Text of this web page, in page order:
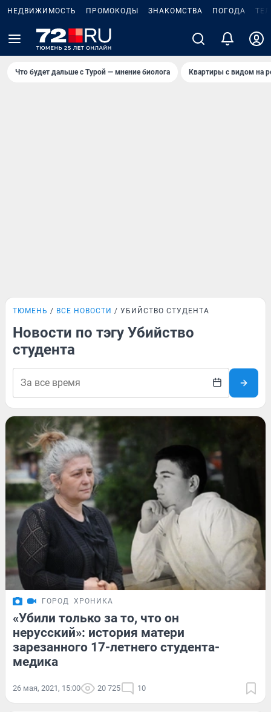
НЕДВИЖИМОСТЬ ПРОМОКОДЫ ЗНАКОМСТВА ПОГОДА
Что будет дальше с Турой — мнение биолога Квартиры с видом на
ТЮМЕНЬ ВСЕ НОВОСТИ УБИЙСТВО СТУДЕНТА
Новости по тэгу Убийство
студента
ГОРОД ХРОНИКА
«Убили только за то, что он
нерусский»: история матери
зарезанного 17-летнего студента-
медика
26 мая, 2021, 15:00 20 725 10